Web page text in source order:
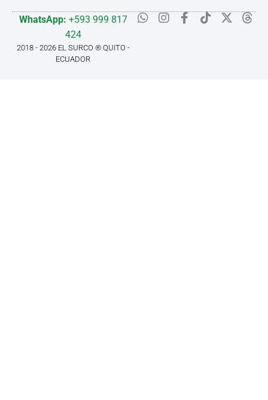
WhatsApp: +593 999 817
424
2018 - 2026 EL SURCO ® QUITO -
ECUADOR